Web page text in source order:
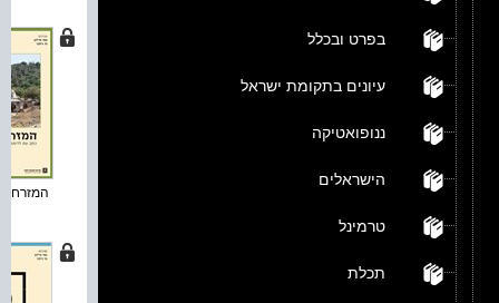
בפרט ובכלל
עיונים בתקומת ישראל
ננופואטיקה
הישראלים
טרמינל
תכלת
המזרח